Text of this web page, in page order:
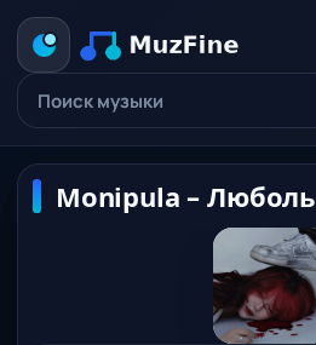
Monipula – Люболь